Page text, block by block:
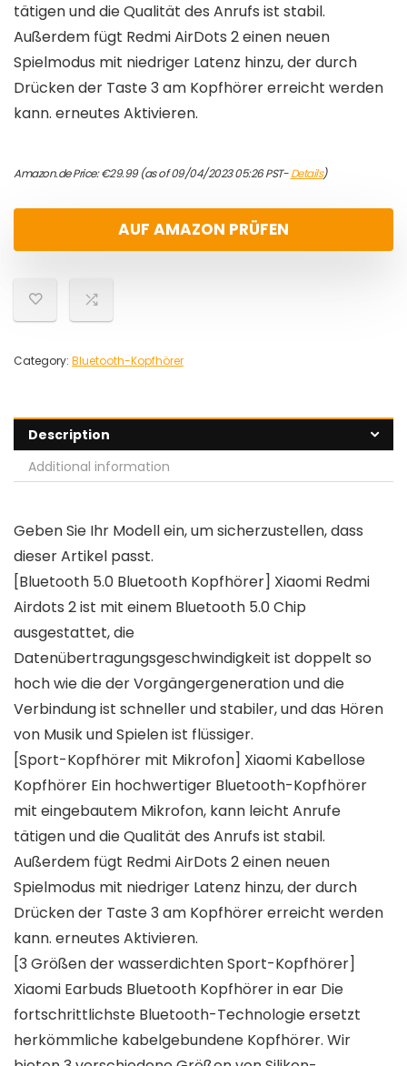
tätigen und die Qualität des Anrufs ist stabil.
Außerdem fügt Redmi AirDots 2 einen neuen
Spielmodus mit niedriger Latenz hinzu, der durch
Drücken der Taste 3 am Kopfhörer erreicht werden
kann. erneutes Aktivieren.
Amazon.de Price:€29.99(as of 09/04/2023 05:26 PST-Details)
AUF AMAZON PRÜFEN
Category: Bluetooth-Kopfhörer
Description
Additional information
Geben Sie Ihr Modell ein, um sicherzustellen, dass
dieser Artikel passt.
[Bluetooth 5.0 Bluetooth Kopfhörer] Xiaomi Redmi
Airdots 2 ist mit einem Bluetooth 5.0 Chip
ausgestattet, die
Datenübertragungsgeschwindigkeit ist doppelt so
hoch wie die der Vorgängergeneration und die
Verbindung ist schneller und stabiler, und das Hören
von Musik und Spielen ist flüssiger.
[Sport-Kopfhörer mit Mikrofon] Xiaomi Kabellose
Kopfhörer Ein hochwertiger Bluetooth-Kopfhörer
mit eingebautem Mikrofon, kann leicht Anrufe
tätigen und die Qualität des Anrufs ist stabil.
Außerdem fügt Redmi AirDots 2 einen neuen
Spielmodus mit niedriger Latenz hinzu, der durch
Drücken der Taste 3 am Kopfhörer erreicht werden
kann. erneutes Aktivieren.
[3 Größen der wasserdichten Sport-Kopfhörer]
Xiaomi Earbuds Bluetooth Kopfhörer in ear Die
fortschrittlichste Bluetooth-Technologie ersetzt
herkömmliche kabelgebundene Kopfhörer. Wir